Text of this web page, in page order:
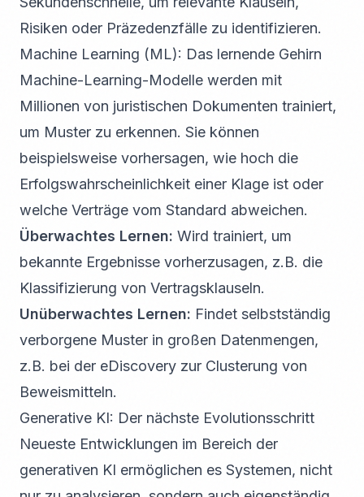
Risiken oder Präzedenzfälle zu identifizieren.
Machine Learning (ML): Das lernende Gehirn
Machine-Learning-Modelle werden mit
Millionen von juristischen Dokumenten trainiert,
um Muster zu erkennen. Sie können
beispielsweise vorhersagen, wie hoch die
Erfolgswahrscheinlichkeit einer Klage ist oder
welche Verträge vom Standard abweichen.
Überwachtes Lernen: Wird trainiert, um
bekannte Ergebnisse vorherzusagen, z.B. die
Klassifizierung von Vertragsklauseln.
Unüberwachtes Lernen: Findet selbstständig
verborgene Muster in großen Datenmengen,
z.B. bei der eDiscovery zur Clusterung von
Beweismitteln.
Generative KI: Der nächste Evolutionsschritt
Neueste Entwicklungen im Bereich der
generativen KI ermöglichen es Systemen, nicht